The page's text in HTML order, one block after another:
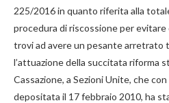
225/2016 in quanto riferita alla
procedura di riscossione per
trovi ad avere un pesante arretrato
l’attuazione della succitata riforma
Cassazione, a Sezioni Unite, che
depositata il 17 febbraio 2010, ha